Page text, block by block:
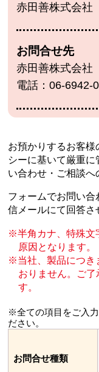
赤田善株式会社
お問合せ先
赤田善株式会
電話：06-6942-
お預かりするお客様
シーに基いて厳重に
い合わせ・ご相談へ
フォームでお問い
信メールにて回答さ
半角カナ、特殊
原因となります。
当社、製品につき
おりません。
ご
す。
※全ての項目をご入
ださい。
お問合せ種類